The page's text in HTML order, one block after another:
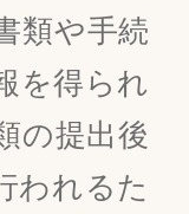
類や手続
を得られ
の提出後
われるた